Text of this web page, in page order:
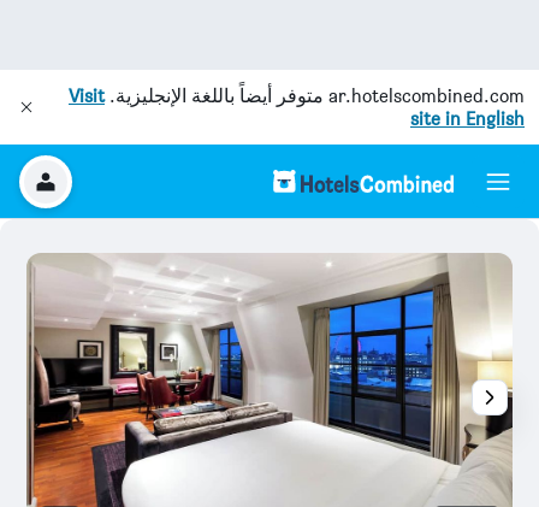
ar.hotelscombined.com متوفر أيضاً باللغة الإنجليزية.Visit
site in English